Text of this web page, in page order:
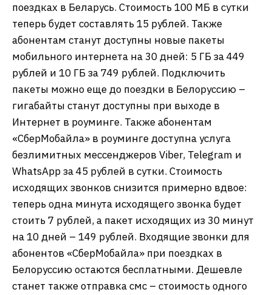
поездках в Беларусь. Стоимость 100 МБ в сутки
теперь будет составлять 15 рублей. Также
абонентам станут доступны новые пакеты
мобильного интернета на 30 дней: 5 ГБ за 449
рублей и 10 ГБ за 749 рублей. Подключить
пакеты можно еще до поездки в Белоруссию –
гигабайты станут доступны при выходе в
Интернет в роуминге. Также абонентам
«СберМобайла» в роуминге доступна услуга
безлимитных мессенджеров Viber, Telegram и
WhatsApp за 45 рублей в сутки. Стоимость
исходящих звонков снизится примерно вдвое:
теперь одна минута исходящего звонка будет
стоить 7 рублей, а пакет исходящих из 30 минут
на 10 дней – 149 рублей. Входящие звонки для
абонентов «СберМобайла» при поездках в
Белоруссию остаются бесплатными. Дешевле
станет также отправка смс – стоимость одного